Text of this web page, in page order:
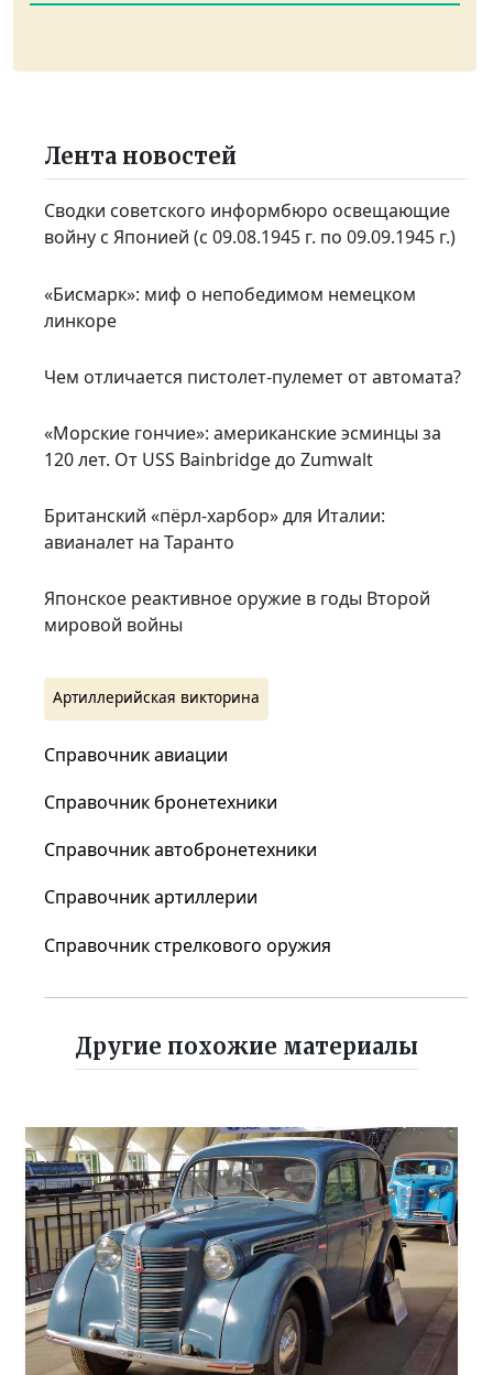
Лента новостей
Сводки советского информбюро освещающие
войну с Японией (с 09.08.1945 г. по 09.09.1945 г.)
«Бисмарк»: миф о непобедимом немецком
линкоре
Чем отличается пистолет-пулемет от автомата?
«Морские гончие»: американские эсминцы за
120 лет. От USS Bainbridge до Zumwalt
Британский «пёрл-харбор» для Италии:
авианалет на Таранто
Японское реактивное оружие в годы Второй
мировой войны
Артиллерийская викторина
Справочник авиации
Справочник бронетехники
Справочник автобронетехники
Справочник артиллерии
Справочник стрелкового оружия
Другие похожие материалы